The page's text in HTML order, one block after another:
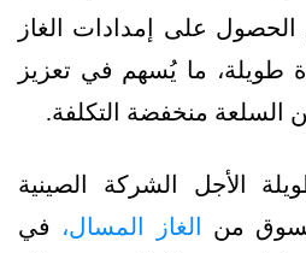
الحصول على إمدادات الغاز
طويلة، ما يُسهم في تعزيز
السلعة منخفضة التكلفة.
الأجل الشركة الصينية
من الغاز المسال، في